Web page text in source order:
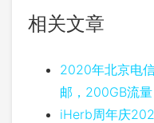
相关文章
2020年北京电
邮，200GB流
iHerb周年庆